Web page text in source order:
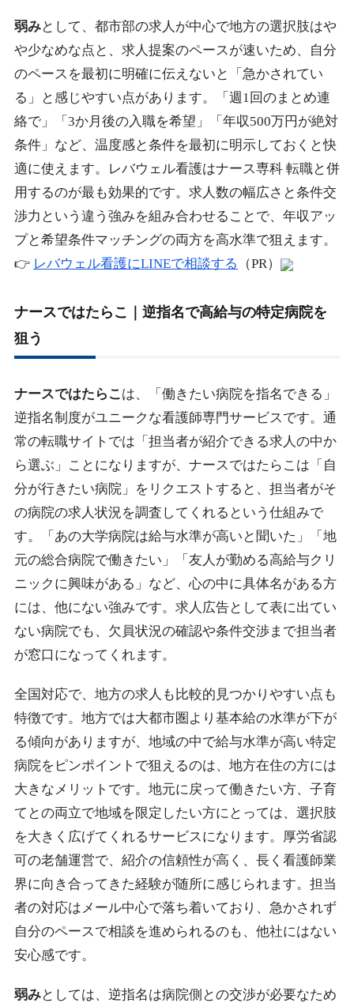
弱みとして、都市部の求人が中心で地方の選択肢はや
や少なめな点と、求人提案のペースが速いため、自分
のペースを最初に明確に伝えないと「急かされてい
る」と感じやすい点があります。「週1回のまとめ連
絡で」「3か月後の入職を希望」「年収500万円が絶対
条件」など、温度感と条件を最初に明示しておくと快
適に使えます。レバウェル看護はナース専科 転職と併
用するのが最も効果的です。求人数の幅広さと条件交
渉力という違う強みを組み合わせることで、年収アッ
プと希望条件マッチングの両方を高水準で狙えます。
👉 レバウェル看護にLINEで相談する （PR）
ナースではたらこ｜逆指名で高給与の特定病院を
狙う
ナースではたらこは、「働きたい病院を指名できる」
逆指名制度がユニークな看護師専門サービスです。通
常の転職サイトでは「担当者が紹介できる求人の中か
ら選ぶ」ことになりますが、ナースではたらこは「自
分が行きたい病院」をリクエストすると、担当者がそ
の病院の求人状況を調査してくれるという仕組みで
す。「あの大学病院は給与水準が高いと聞いた」「地
元の総合病院で働きたい」「友人が勤める高給与クリ
ニックに興味がある」など、心の中に具体名がある方
には、他にない強みです。求人広告として表に出てい
ない病院でも、欠員状況の確認や条件交渉まで担当者
が窓口になってくれます。
全国対応で、地方の求人も比較的見つかりやすい点も
特徴です。地方では大都市圏より基本給の水準が下が
る傾向がありますが、地域の中で給与水準が高い特定
病院をピンポイントで狙えるのは、地方在住の方には
大きなメリットです。地元に戻って働きたい方、子育
てとの両立で地域を限定したい方にとっては、選択肢
を大きく広げてくれるサービスになります。厚労省認
可の老舗運営で、紹介の信頼性が高く、長く看護師業
界に向き合ってきた経験が随所に感じられます。担当
者の対応はメール中心で落ち着いており、急かされず
自分のペースで相談を進められるのも、他社にはない
安心感です。
弱みとしては、逆指名は病院側との交渉が必要なため